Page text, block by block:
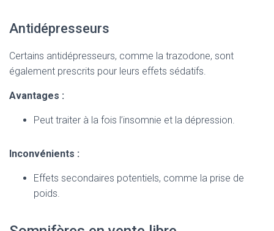
Antidépresseurs
Certains antidépresseurs, comme la trazodone, sont
également prescrits pour leurs effets sédatifs.
Avantages :
Peut traiter à la fois l’insomnie et la dépression.
Inconvénients :
Effets secondaires potentiels, comme la prise de
poids.